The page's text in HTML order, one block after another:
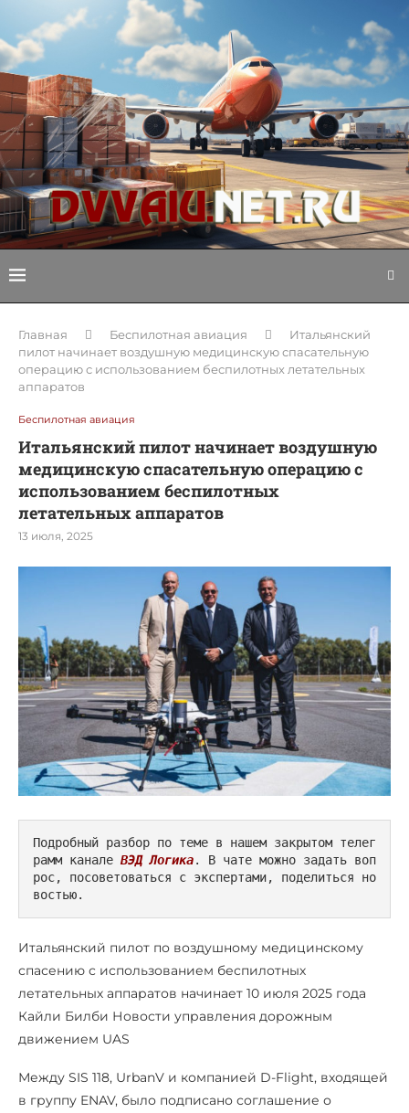
Главная Беспилотная авиация
Итальянский
пилот начинает воздушную медицинскую спасательную
операцию с использованием беспилотных летательных
аппаратов
Беспилотная авиация
Итальянский пилот начинает воздушную
медицинскую спасательную операцию с
использованием беспилотных
летательных аппаратов
13 июля, 2025
Подробный разбор по теме в нашем закрытом телег
рамм канале ВЭД Логика. В чате можно задать воп
рос, посоветоваться с экспертами, поделиться но
востью.
Итальянский пилот по воздушному медицинскому
спасению с использованием беспилотных
летательных аппаратов начинает 10 июля 2025 года
Кайли Билби Новости управления дорожным
движением UAS
Между SIS 118, UrbanV и компанией D-Flight, входящей
в группу ENAV, было подписано соглашение о